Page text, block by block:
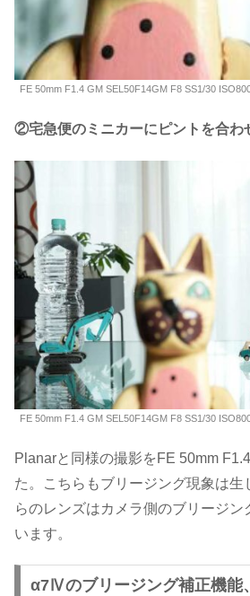
FE 50mm F1.4 GM SEL50F14GM F8 SS1/30
②宅急便のミニカーにピントを合わ
FE 50mm F1.4 GM SEL50F14GM F8 SS1/30
Planarと同様の撮影をFE 50mm
た。こちらもブリージング現象は生
らのレンズはカメラ側のブリージン
います。
α7Ⅳのブリージング補正機能